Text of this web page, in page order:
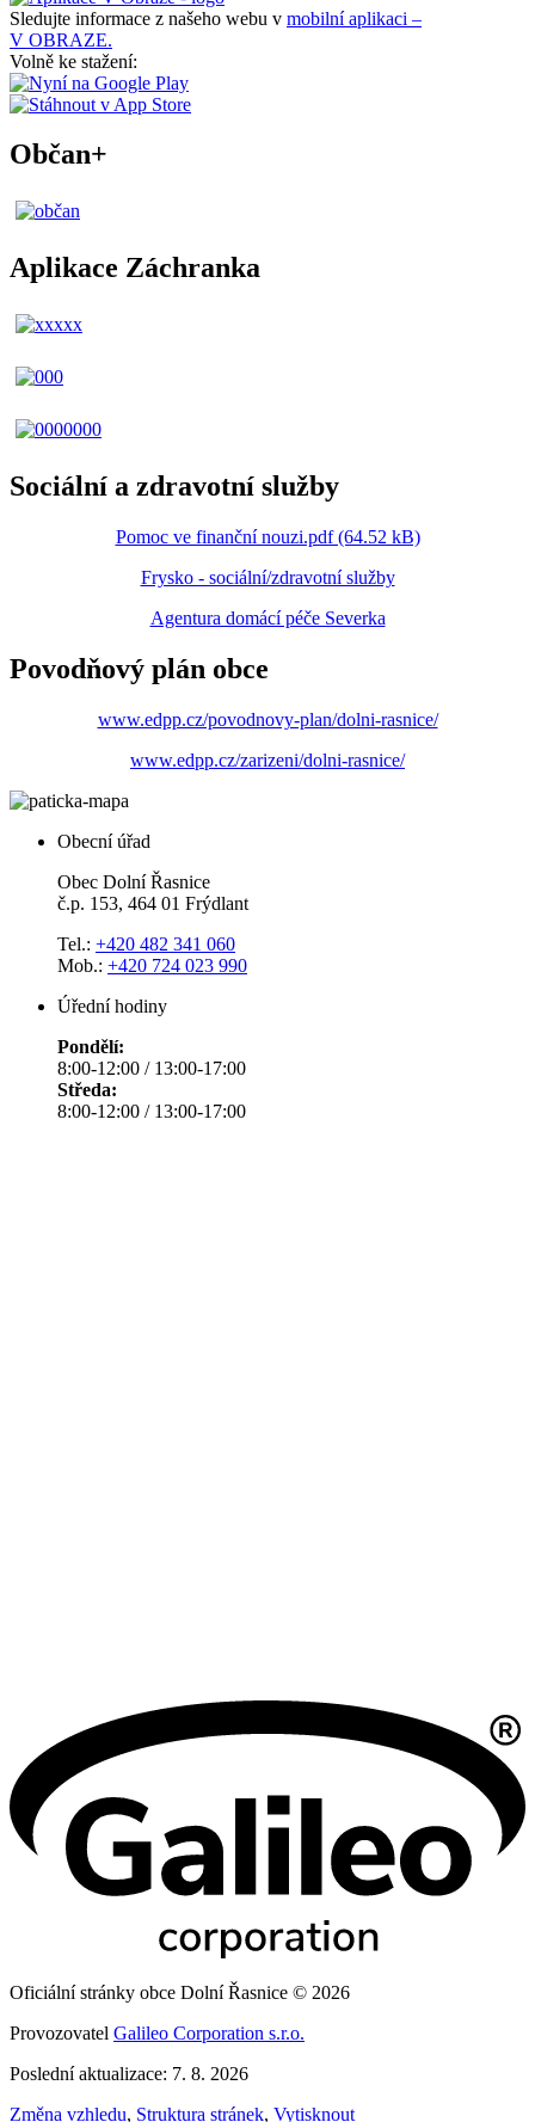
Sledujte informace z našeho webu v mobilní aplikaci –
V OBRAZE.
Volně ke stažení:
Občan+
Aplikace Záchranka
Sociální a zdravotní služby
Pomoc ve finanční nouzi.pdf (64.52 kB)
Frysko - sociální/zdravotní služby
Agentura domácí péče Severka
Povodňový plán obce
www.edpp.cz/povodnovy-plan/dolni-rasnice/
www.edpp.cz/zarizeni/dolni-rasnice/
Obecní úřad
Obec Dolní Řasnice
č.p. 153, 464 01 Frýdlant
Tel.: +420 482 341 060
Mob.: +420 724 023 990
Úřední hodiny
Pondělí:
8:00-12:00 / 13:00-17:00
Středa:
8:00-12:00 / 13:00-17:00
Oficiální stránky obce Dolní Řasnice © 2026
Provozovatel Galileo Corporation s.r.o.
Poslední aktualizace: 7. 8. 2026
Změna vzhledu, Struktura stránek, Vytisknout